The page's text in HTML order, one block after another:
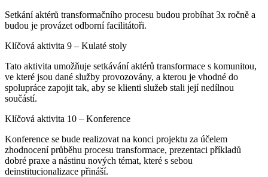
Setkání aktérů transformačního procesu budou probíhat 3x ročně a
budou je provázet odborní facilitátoři.
Klíčová aktivita 9 – Kulaté stoly
Tato aktivita umožňuje setkávání aktérů transformace s komunitou,
ve které jsou dané služby provozovány, a kterou je vhodné do
spolupráce zapojit tak, aby se klienti služeb stali její nedílnou
součástí.
Klíčová aktivita 10 – Konference
Konference se bude realizovat na konci projektu za účelem
zhodnocení průběhu procesu transformace, prezentaci příkladů
dobré praxe a nástinu nových témat, které s sebou
deinstitucionalizace přináší.